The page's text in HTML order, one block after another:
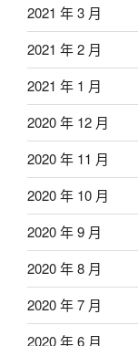
2021 年 3 月
2021 年 2 月
2021 年 1 月
2020 年 12 月
2020 年 11 月
2020 年 10 月
2020 年 9 月
2020 年 8 月
2020 年 7 月
2020 年 6 月